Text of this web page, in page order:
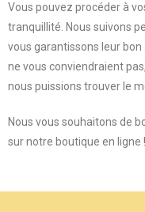
Vous pouvez procéder à
tranquillité. Nous suivons
vous garantissons leur
ne vous conviendraient
nous puissions trouver le
Nous vous souhaitons de
sur notre boutique en ligne !